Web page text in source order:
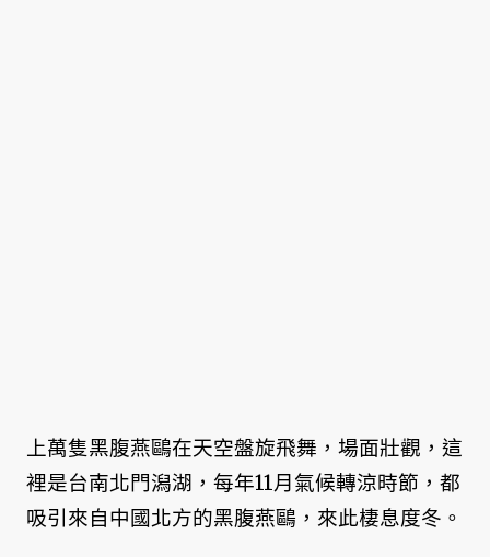
上萬隻黑腹燕鷗在天空盤旋飛舞，場面壯觀，這
裡是台南北門潟湖，每年11月氣候轉涼時節，都
吸引來自中國北方的黑腹燕鷗，來此棲息度冬。